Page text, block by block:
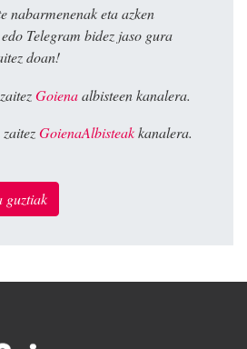
nabarmenenak eta azken
Telegram bidez jaso gura
doan!
Goienaalbisteen kanalera.
GoienaAlbisteakkanalera.
guztiak